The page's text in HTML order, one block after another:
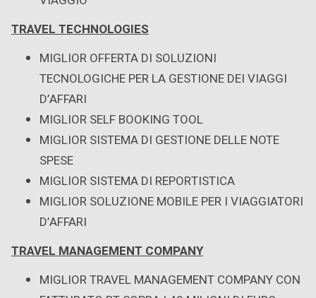
TRAVEL TECHNOLOGIES
MIGLIOR OFFERTA DI SOLUZIONI
TECNOLOGICHE PER LA GESTIONE DEI VIAGGI
D’AFFARI
MIGLIOR SELF BOOKING TOOL
MIGLIOR SISTEMA DI GESTIONE DELLE NOTE
SPESE
MIGLIOR SISTEMA DI REPORTISTICA
MIGLIOR SOLUZIONE MOBILE PER I VIAGGIATORI
D’AFFARI
TRAVEL MANAGEMENT COMPANY
MIGLIOR TRAVEL MANAGEMENT COMPANY CON